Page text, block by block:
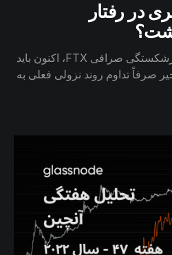
در رفتار
در پی گذشت چند هفته از ورشکستگی صرافی FTX، اکنون باید
صرفاً تداوم روند نزولی فعلی به